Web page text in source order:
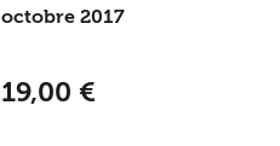
octobre 2017
19,00 €